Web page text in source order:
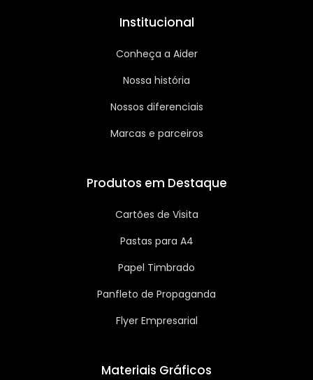
Institucional
Conheça a Aider
Nossa história
Nossos diferenciais
Marcas e parceiros
Produtos em Destaque
Cartões de Visita
Pastas para A4
Papel Timbrado
Panfleto de Propaganda
Flyer Empresarial
Materiais Gráficos